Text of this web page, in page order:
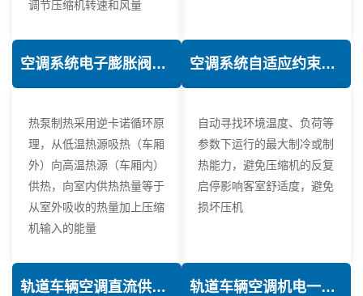
调节压缩机转速和风量
空调系统电子膨胀阀热力学优化技术
热泵制热采用逆卡诺循环原
理，从低温热源吸热（车厢
外）向高温热源（车厢内）
供热，向室内供热热量等于
从室外吸收的热量加上压缩
机输入的能量
空调系统自适应约束控制技术
自动寻找环境温度、负荷等
参数下运行的最大制冷或制
热能力，避免压缩机的反复
启停影响客室舒适度，避免
损坏压机
轨道车辆空调直流供电技术 轨道车辆空调机电一体化技术